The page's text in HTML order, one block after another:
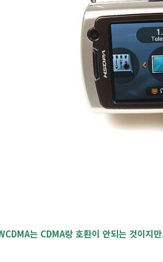
는 CDMA랑 호환이 안되는 것이지